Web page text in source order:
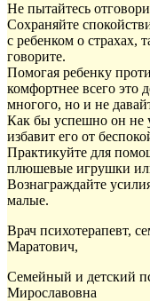
Не пытайтесь
Сохраняйте
с ребенком о
говорите.
Помогая ребенку
комфортнее всего это
многого, но и не
Как бы успешно он не
избавит его от
Практикуйте для
плюшевые игрушки
Вознаграждайте
малые.
Врач психотерапевт,
Маратович,
Семейный и детский
Мирославовна